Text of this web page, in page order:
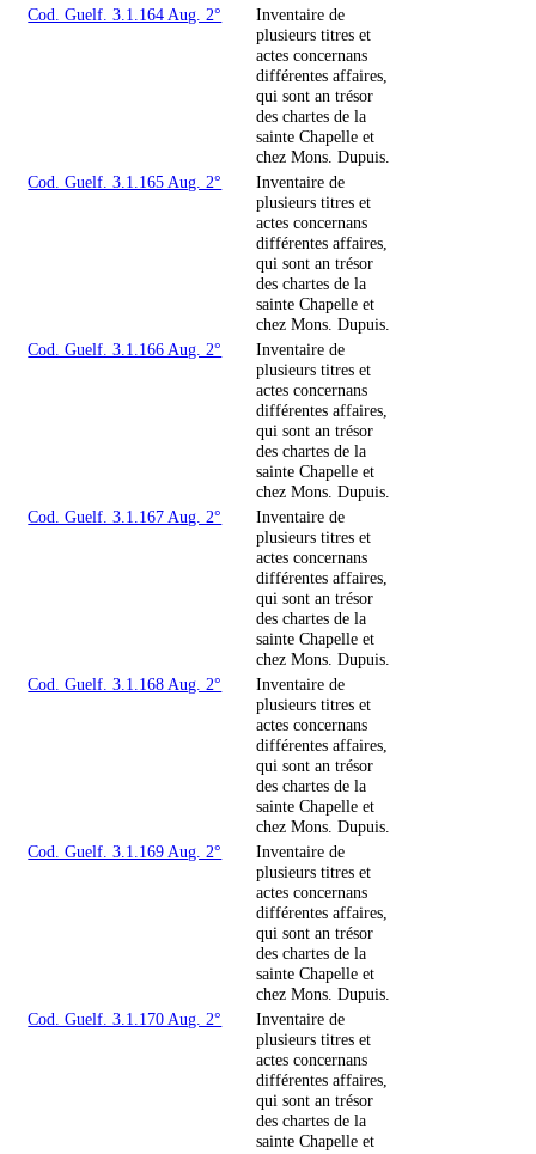
Cod. Guelf. 3.1.164 Aug. 2°
Inventaire de
plusieurs titres et
actes concernans
différentes affaires,
qui sont an trésor
des chartes de la
sainte Chapelle et
chez Mons. Dupuis.
Cod. Guelf. 3.1.165 Aug. 2°
Inventaire de
plusieurs titres et
actes concernans
différentes affaires,
qui sont an trésor
des chartes de la
sainte Chapelle et
chez Mons. Dupuis.
Cod. Guelf. 3.1.166 Aug. 2°
Inventaire de
plusieurs titres et
actes concernans
différentes affaires,
qui sont an trésor
des chartes de la
sainte Chapelle et
chez Mons. Dupuis.
Cod. Guelf. 3.1.167 Aug. 2°
Inventaire de
plusieurs titres et
actes concernans
différentes affaires,
qui sont an trésor
des chartes de la
sainte Chapelle et
chez Mons. Dupuis.
Cod. Guelf. 3.1.168 Aug. 2°
Inventaire de
plusieurs titres et
actes concernans
différentes affaires,
qui sont an trésor
des chartes de la
sainte Chapelle et
chez Mons. Dupuis.
Cod. Guelf. 3.1.169 Aug. 2°
Inventaire de
plusieurs titres et
actes concernans
différentes affaires,
qui sont an trésor
des chartes de la
sainte Chapelle et
chez Mons. Dupuis.
Cod. Guelf. 3.1.170 Aug. 2°
Inventaire de
plusieurs titres et
actes concernans
différentes affaires,
qui sont an trésor
des chartes de la
sainte Chapelle et